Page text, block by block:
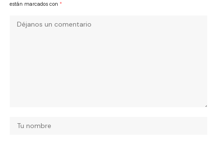
están marcados con *